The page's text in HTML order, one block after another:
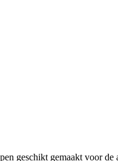
geschikt gemaakt voor de